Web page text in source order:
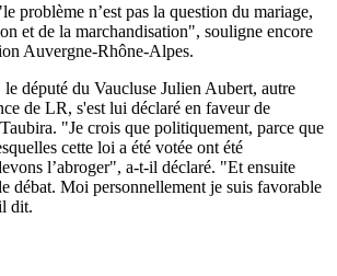
problème n’est pas la question du mariage,
et de la marchandisation", souligne encore
Auvergne-Rhône-Alpes.
député du Vaucluse Julien Aubert, autre
de LR, s'est lui déclaré en faveur de
"Je crois que politiquement, parce que
cette loi a été votée ont été
l’abroger", a-t-il déclaré. "Et ensuite
débat. Moi personnellement je suis favorable
dit.